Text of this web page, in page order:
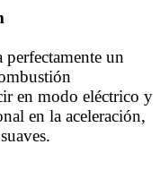
un
en modo eléctrico y
en la aceleración,